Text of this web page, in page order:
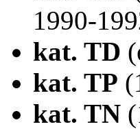
1990-
kat. TD
kat. TP
kat. TN